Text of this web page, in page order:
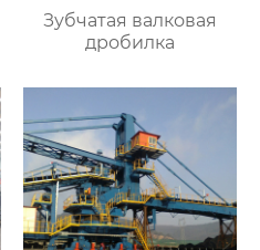
Зубчатая валковая
дробилка